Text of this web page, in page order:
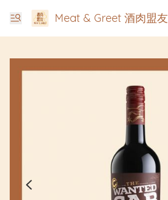
Meat & Greet 酒肉盟友